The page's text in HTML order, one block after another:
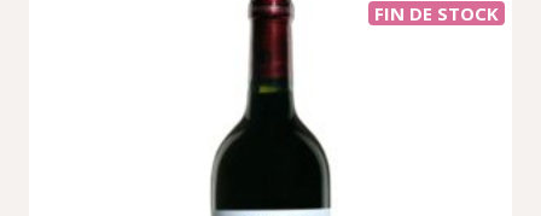
FIN DE STOCK